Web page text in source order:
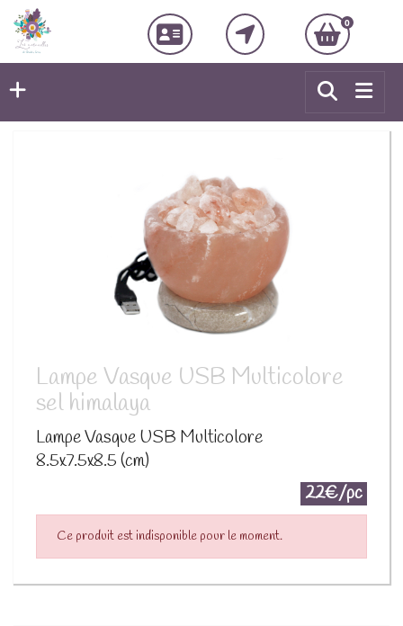
0
Lampe Vasque USB Multicolore
sel himalaya
Lampe Vasque USB Multicolore
8.5x7.5x8.5 (cm)
22€/pc
Ce produit est indisponible pour le moment.